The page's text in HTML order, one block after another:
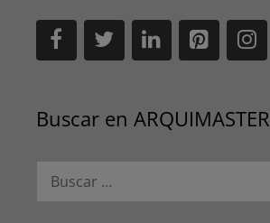
Buscar en ARQUIMASTER